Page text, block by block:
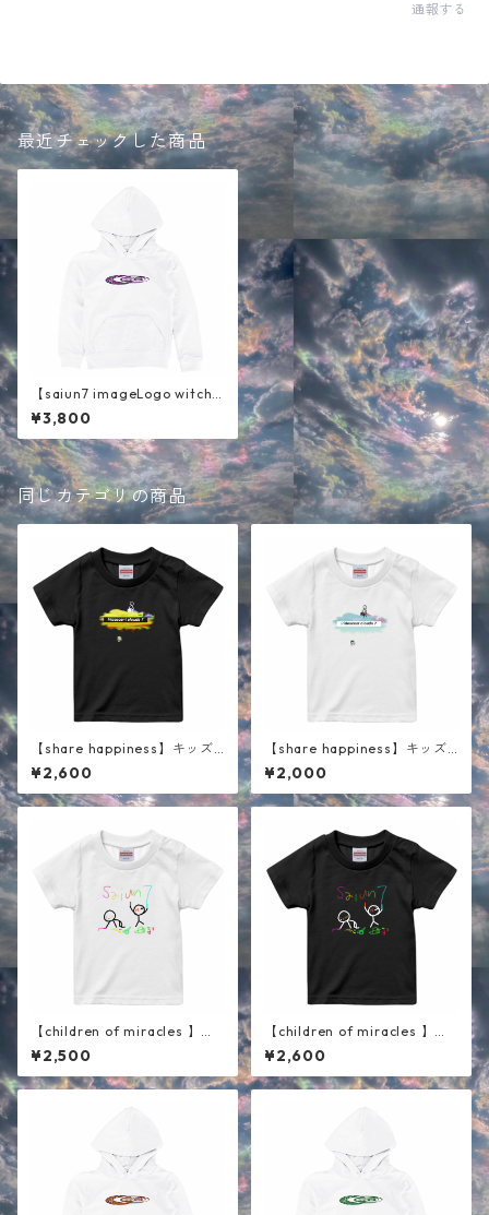
通報する
最近チェックした商品
【saiun7 imageLogo witch
】キッズパーカー ホワイト
¥3,800
同じカテゴリの商品
【share happiness】キッズ
半袖Tシャツ ブラック
¥2,600
【share happiness】キッズ
半袖Tシャツ ホワイト
¥2,000
【children of miracles 】キ
ッズ半袖Tシャツ ホワイト
¥2,500
【children of miracles 】キ
ッズ半袖Tシャツ ブラック
¥2,600